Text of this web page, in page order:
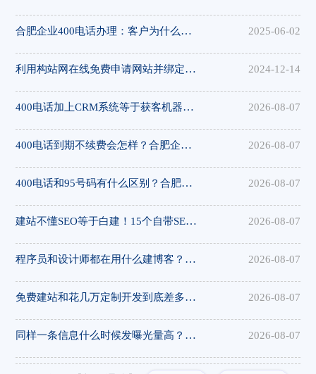
合肥企业400电话办理：客户为什么更愿意拨打400电话 2025-06-02
利用构站网在线免费申请网站并绑定域名 2024-12-14
400电话加上CRM系统等于获客机器！合肥企业数字化转型，构站网帮您实现 2026-08-07
400电话到期不续费会怎样？合肥企业年审续费指南，构站网贴心提醒 2026-08-07
400电话和95号码有什么区别？合肥企业怎么选？构站网专业解读 2026-08-07
建站不懂SEO等于白建！15个自带SEO功能的建站平台，构站网优化到位 2026-08-07
程序员和设计师都在用什么建博客？15个免费平台推荐，构站网模板精美 2026-08-07
免费建站和花几万定制开发到底差多少？15个平台实测对比，构站网性价比出众 2026-08-07
同样一条信息什么时候发曝光量高？发布时间策略揭秘，集发布网帮您选对时间 2026-08-07